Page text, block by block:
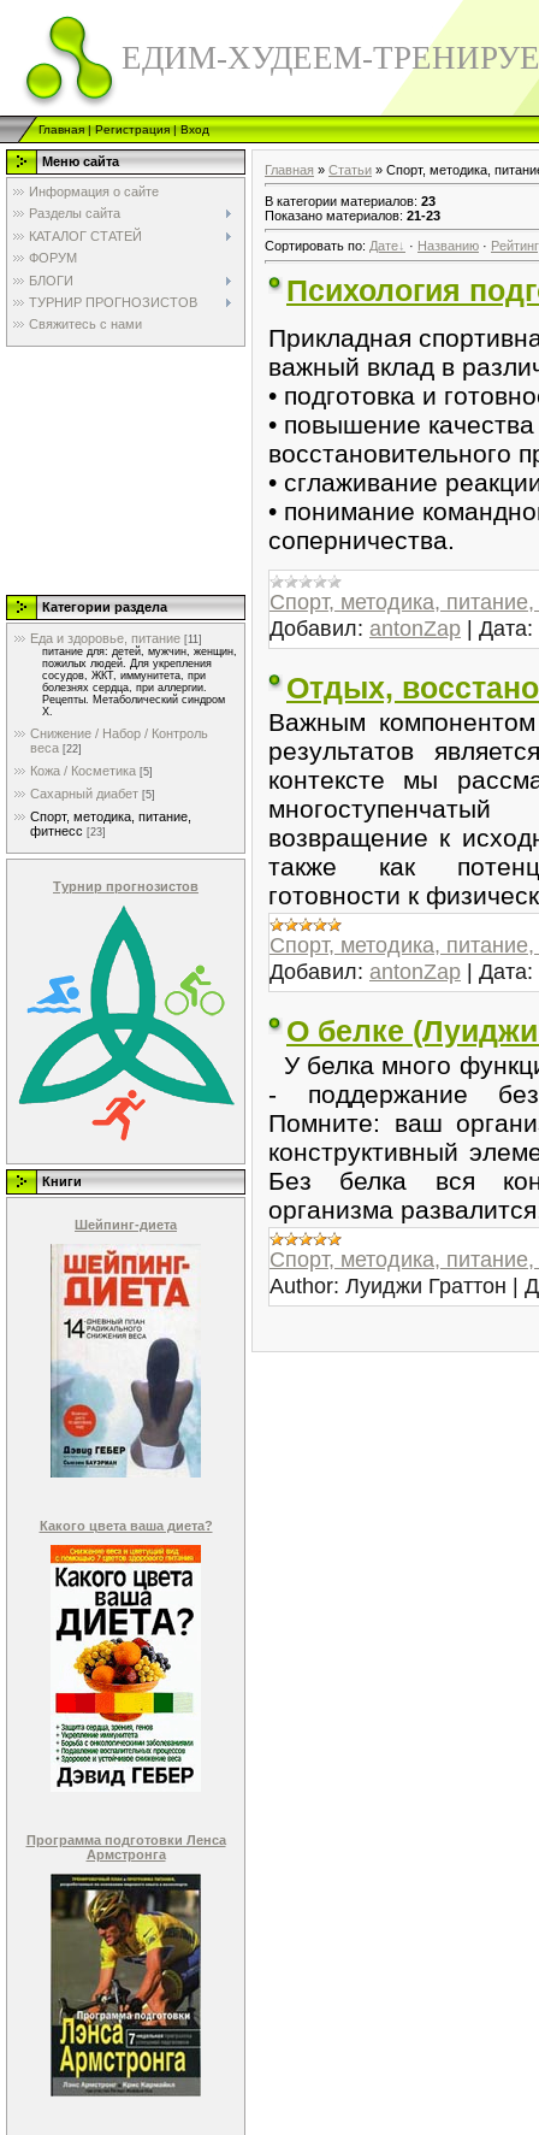
ЕДИМ-ХУДЕЕМ-
Главная|Регистрация|Вход
Меню сайта
Информация о сайте
Разделы сайта
КАТАЛОГ СТАТЕЙ
ФОРУМ
БЛОГИ
ТУРНИР ПРОГНОЗИСТОВ
Свяжитесь с нами
Категории раздела
Еда и здоровье, питание [11]
питание для: детей, мужчин, женщин,
пожилых людей. Для укрепления
сосудов, ЖКТ, иммунитета, при
болезнях сердца, при аллергии.
Рецепты. Метаболический синдром
Х.
Снижение / Набор / Контроль
веса [22]
Кожа / Косметика [5]
Сахарный диабет [5]
Спорт, методика, питание,
фитнесс [23]
Турнир прогнозистов
Книги
Шейпинг-диета
Какого цвета ваша диета?
Программа подготовки Ленса
Армстронга
Главная » Статьи » Спорт, методика,
В категории материалов: 23
Показано материалов: 21-23
Сортировать по: Дате · Названию ·
Психология
Прикладная
важный вклад в
• подготовка и
• повышение
восстановительного
• сглаживание
• понимание
соперничества.
Спорт, методика,
Добавил: antonZap | Дата:
Отдых,
Важным
результатов
контексте мы
возвращение к
также как
готовности к
Спорт, методика,
Добавил: antonZap | Дата:
О белке (Луиджи
У белка много
- поддержание
Помните: ваш
конструктивный
Без белка вся
организма
Спорт, методика,
Author: Луиджи Граттон |